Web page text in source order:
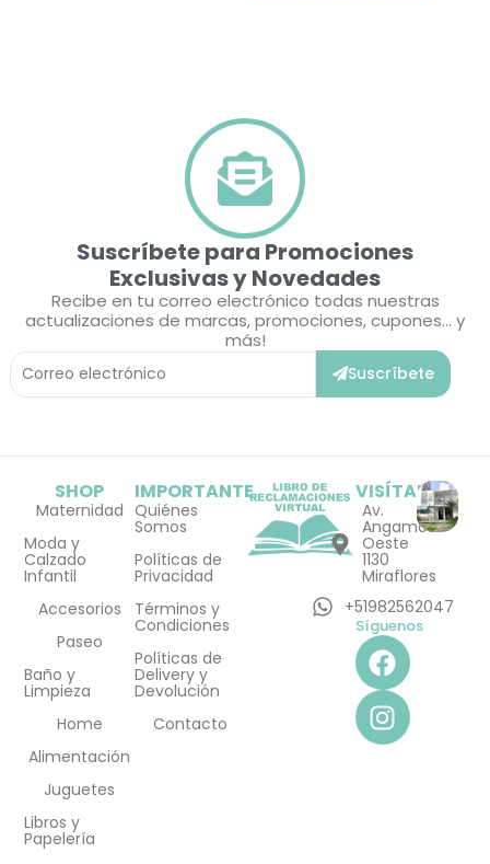
Suscríbete para Promociones
Exclusivas y Novedades
Recibe en tu correo electrónico todas nuestras
actualizaciones de marcas, promociones, cupones... y
más!
Correo
Electrónico
Suscríbete
SHOP
Maternidad
Moda y
Calzado
Infantil
Accesorios
Paseo
Baño y
Limpieza
Home
Alimentación
Juguetes
Libros y
Papelería
IMPORTANTE
Quiénes
Somos
Políticas de
Privacidad
Términos y
Condiciones
Políticas de
Delivery y
Devolución
Contacto
VISÍTANOS
Av.
Angamos
Oeste
1130
Miraflores
+51982562047
Síguenos
F
a
c
e
b
I
n
s
t
a